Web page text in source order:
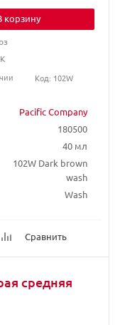
Pacific Company
180500
40 мл
102W Dark brown
wash
Wash
Сравнить
корзину
Код: 102W
средняя